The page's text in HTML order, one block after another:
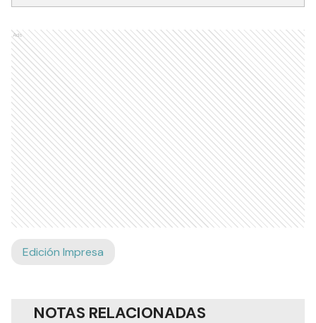
Ads
Edición Impresa
NOTAS RELACIONADAS